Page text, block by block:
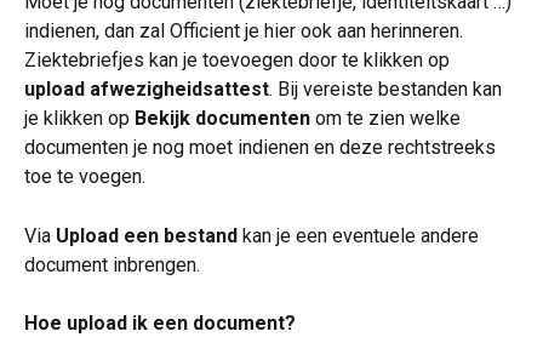
indienen, dan zal Officient je hier ook aan herinneren.
Ziektebriefjes kan je toevoegen door te klikken op
upload afwezigheidsattest. Bij vereiste bestanden kan
je klikken op Bekijk documenten om te zien welke
documenten je nog moet indienen en deze rechtstreeks
toe te voegen.
Via Upload een bestand kan je een eventuele andere
document inbrengen.
Hoe upload ik een document?